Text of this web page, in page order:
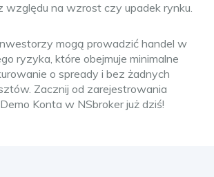
względu na wzrost czy upadek rynku.
mogą prowadzić handel w
ryzyka, które obejmuje minimalne
o spready i bez żadnych
Zacznij od zarejestrowania
Konta w NSbroker już dziś!